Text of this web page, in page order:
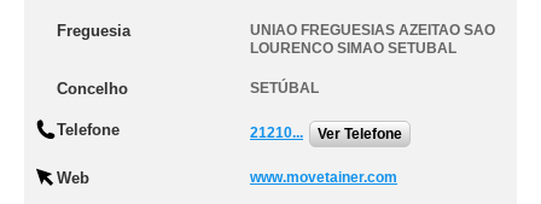
Freguesia
UNIAO FREGUESIAS AZEITAO SAO
LOURENCO SIMAO SETUBAL
Concelho SETÚBAL
Telefone 21210... Ver Telefone
Web www.movetainer.com